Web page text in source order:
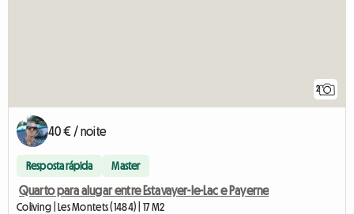
2
40 € / noite
Resposta rápida Master
Quarto para alugar entre Estavayer-le-Lac e Payerne
Coliving | Les Montets (1484) | 17 M2